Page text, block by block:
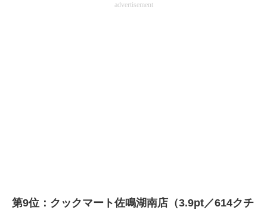
advertisement
第9位：クックマート佐鳴湖南店（3.9pt／614クチ